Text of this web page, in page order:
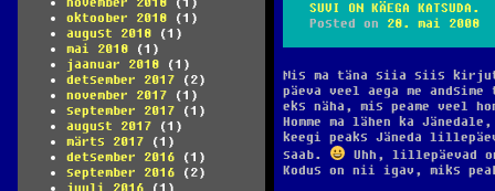
oktoober 2018 (1)
august 2018 (1)
mai 2018 (1)
jaanuar 2018 (1)
detsember 2017 (2)
november 2017 (1)
september 2017 (1)
august 2017 (1)
märts 2017 (1)
detsember 2016 (1)
september 2016 (2)
SUVI ON KÄEGA KATSUDA.
Posted on 28. mai 2008
Mis ma täna siia siis
päeva veel aega me
eks näha, mis peame veel
Homme ma lähen ka
keegi peaks Jäneda
saab.
Uhh, lillepäevad
Kodus on nii igav, miks